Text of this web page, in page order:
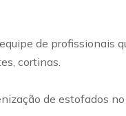
de profissionais
cortinas.
de estofados no